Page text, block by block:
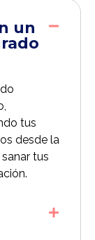
un
tus
desde la
tus